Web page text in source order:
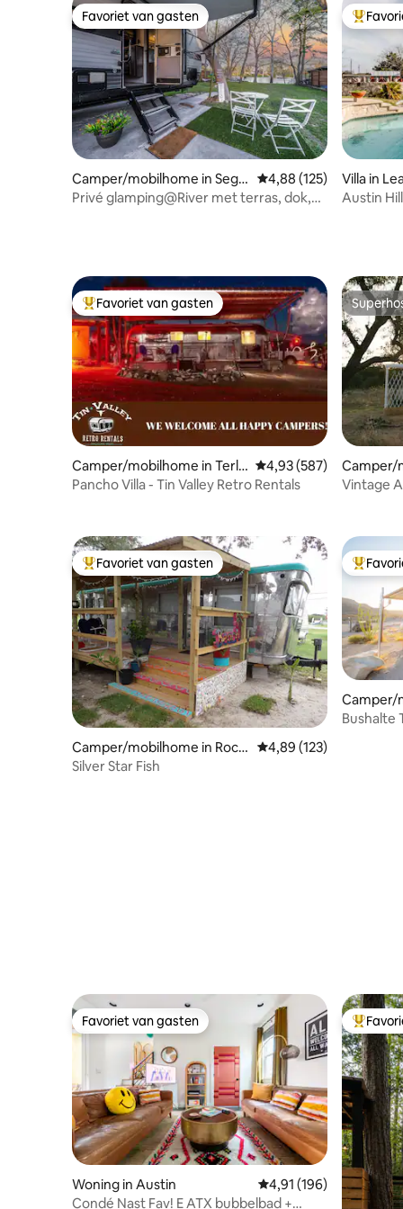
Favoriet van gasten
Favoriet van gasten
Camper/mobilhome in Segui
n
Gemiddelde
4,88 (125)
Privé glamping@River met terras, dok,
Villa in
Austin
Topfavoriet van gasten
Favoriet van gasten
Camper/mobilhome in Terli
ngua
Gemiddelde
4,93 (587)
Pancho Villa - Tin Valley Retro Rentals
Camper/
le Falls
Vintage
Topfavoriet van gasten
Favoriet van gasten
Camper/mobilhome in Rock
port
Gemiddelde
4,89 (123)
Silver Star Fish
Camper/
gua
Bushalte
Favoriet van gasten
Favoriet van gasten
Woning in Austin Gemiddelde
4,91 (196)
Condé Nast Fav! E ATX bubbelbad +